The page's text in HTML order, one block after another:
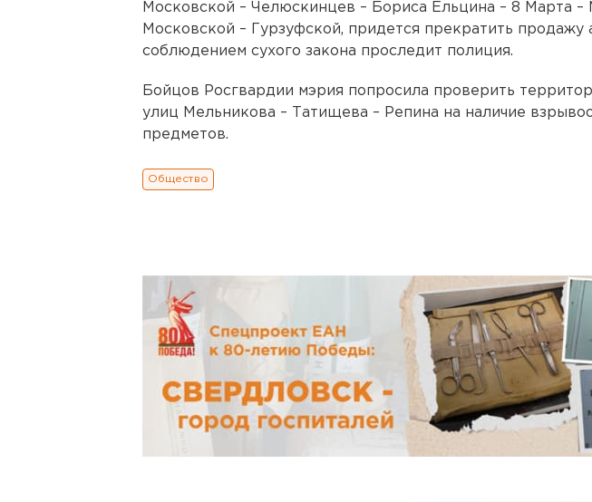
Московской – Челюскинцев – Бориса Ельцина – 8 Марта –
Московской – Гурзуфской, придется прекратить продажу
соблюдением сухого закона проследит полиция.
Бойцов Росгвардии мэрия попросила проверить
улиц Мельникова – Татищева – Репина на наличие
предметов.
Общество